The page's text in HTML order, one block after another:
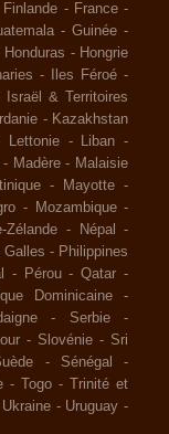
Finlande - France -
- Guinée -
Honduras - Hongrie
- Iles Féroé -
Israël & Territoires
- Kazakhstan
Lettonie - Liban -
- Madère - Malaisie
- Mayotte -
- Mozambique -
Zélande - Népal
-
Galles - Philippines
- Pérou -Qatar -
Dominicaine
-
- Serbie
-
- Slovénie - Sri
- Sénégal
-
- Togo -
Trinité et
Ukraine - Uruguay -